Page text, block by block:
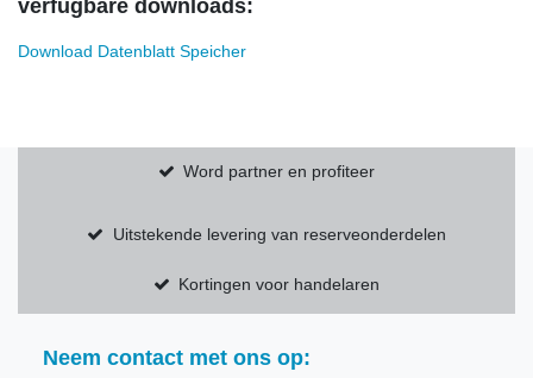
verfügbare downloads:
Download Datenblatt Speicher
Word partner en profiteer
Uitstekende levering van reserveonderdelen
Kortingen voor handelaren
Neem contact met ons op: